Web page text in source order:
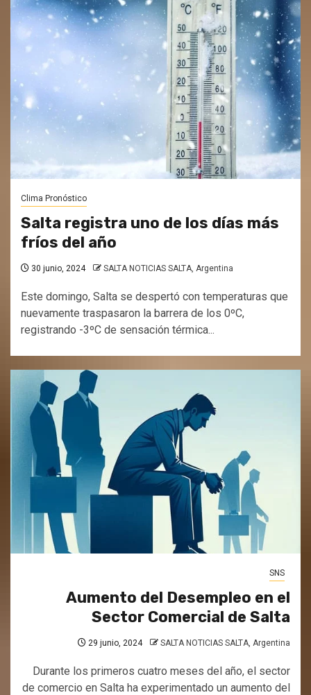
Clima Pronóstico
Salta registra uno de los días más
fríos del año
30 junio, 2024 SALTA NOTICIAS SALTA, Argentina
Este domingo, Salta se despertó con temperaturas que
nuevamente traspasaron la barrera de los 0ºC,
registrando -3ºC de sensación térmica...
SNS
Aumento del Desempleo en el
Sector Comercial de Salta
29 junio, 2024 SALTA NOTICIAS SALTA, Argentina
Durante los primeros cuatro meses del año, el sector
de comercio en Salta ha experimentado un aumento del